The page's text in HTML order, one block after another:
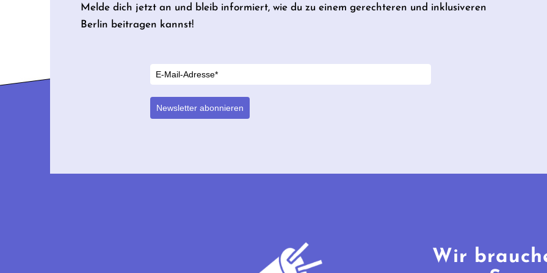
Melde dich jetzt an und bleib informiert, wie du zu einem gerechteren und inklusiveren
Berlin beitragen kannst!
Newsletter abonnieren
Wir